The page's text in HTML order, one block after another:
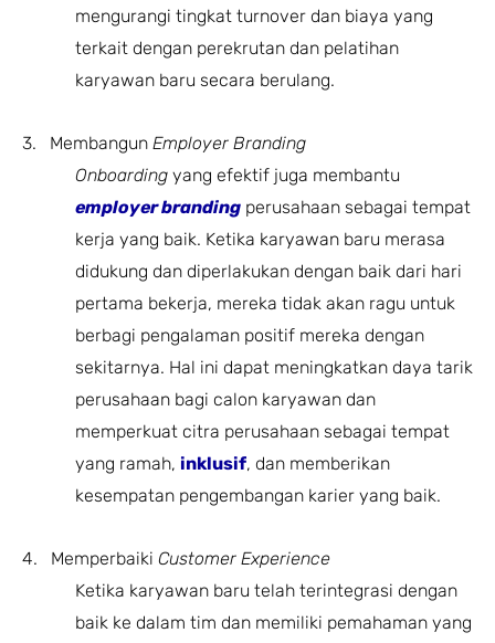
mengurangi tingkat turnover dan biaya yang
terkait dengan perekrutan dan pelatihan
karyawan baru secara berulang.
3. Membangun Employer Branding
Onboarding yang efektif juga membantu
employer branding perusahaan sebagai tempat
kerja yang baik. Ketika karyawan baru merasa
didukung dan diperlakukan dengan baik dari hari
pertama bekerja, mereka tidak akan ragu untuk
berbagi pengalaman positif mereka dengan
sekitarnya. Hal ini dapat meningkatkan daya tarik
perusahaan bagi calon karyawan dan
memperkuat citra perusahaan sebagai tempat
yang ramah, inklusif, dan memberikan
kesempatan pengembangan karier yang baik.
4. Memperbaiki Customer Experience
Ketika karyawan baru telah terintegrasi dengan
baik ke dalam tim dan memiliki pemahaman yang